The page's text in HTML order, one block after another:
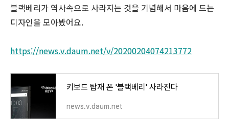
블랙베리가 역사속으로 사라지는 것을 기념해서 마음에 드는
디자인을 모아봤어요.
https://news.v.daum.net/v/20200204074213772
키보드 탑재 폰 '블랙베리' 사라진다
news.v.daum.net